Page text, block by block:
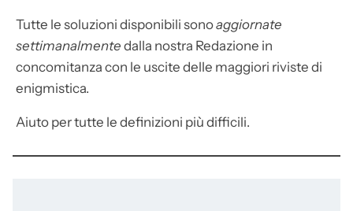
Tutte le soluzioni disponibili sonoaggiornate
settimanalmente dalla nostra Redazione in
concomitanza con le uscite delle maggiori riviste di
enigmistica.
Aiuto per tutte le definizioni più difficili.